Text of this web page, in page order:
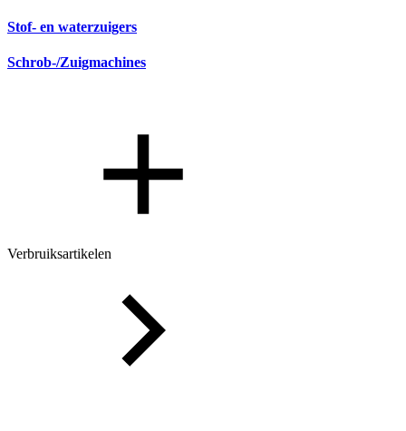
Stof- en waterzuigers
Schrob-/Zuigmachines
Verbruiksartikelen